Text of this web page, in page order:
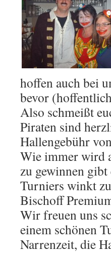
hoffen auch bei
bevor
Also schmeißt
Piraten sind
Hallengebühr
Wie immer wird
zu gewinnen gibt
Turniers winkt
Bischoff
Wir freuen uns
einem schönen
Narrenzeit, die